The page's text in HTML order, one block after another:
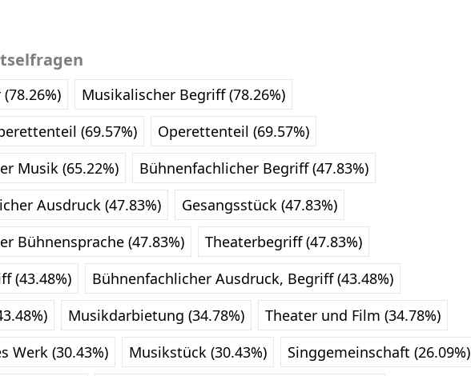
Musikalischer Begriff (78.26%)
(69.57%)
Operettenteil (69.57%)
Musik (65.22%)
Bühnenfachlicher Begriff (47.83%)
Ausdruck (47.83%)
Gesangsstück (47.83%)
Bühnensprache (47.83%)
Theaterbegriff (47.83%)
(43.48%)
Bühnenfachlicher Ausdruck, Begriff (43.48%)
Musikdarbietung (34.78%)
Theater und Film (34.78%)
Werk (30.43%)
Musikstück (30.43%)
Singgemeinschaft (26.09%)